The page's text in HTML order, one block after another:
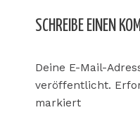
SCHREIBE EINEN
Deine E-Mail-
veröffentlicht.
markiert